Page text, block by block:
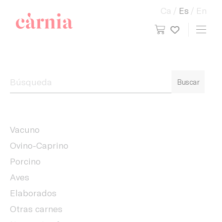
view cartMy
Ca Es En
Buscar
Vacuno
Ovino-Caprino
Porcino
Aves
Elaborados
Otras carnes